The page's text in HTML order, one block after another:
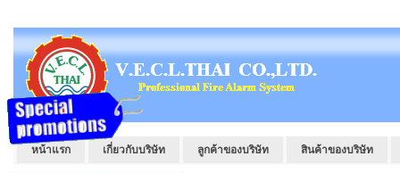
หน้าแรก เกี่ยวกับบริษัท ลูกค้าของบริษัท สินค้าของบริษัท